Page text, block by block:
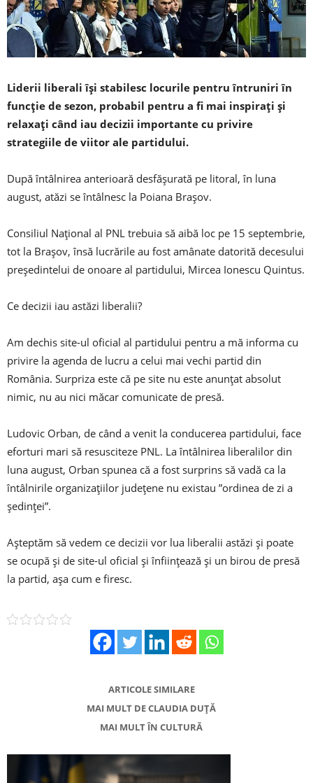
Liderii liberali își stabilesc locurile pentru întruniri în
funcție de sezon, probabil pentru a fi mai inspirați și
relaxați când iau decizii importante cu privire
strategiile de viitor ale partidului.
După întâlnirea anterioară desfășurată pe litoral, în luna
august, atăzi se întâlnesc la Poiana Brașov.
Consiliul Naţional al PNL trebuia să aibă loc pe 15 septembrie,
tot la Braşov, însă lucrările au fost amânate datorită decesului
preşedintelui de onoare al partidului, Mircea Ionescu Quintus.
Ce decizii iau astăzi liberalii?
Am dechis site-ul oficial al partidului pentru a mă informa cu
privire la agenda de lucru a celui mai vechi partid din
România. Surpriza este că pe site nu este anunțat absolut
nimic, nu au nici măcar comunicate de presă.
Ludovic Orban, de când a venit la conducerea partidului, face
eforturi mari să resusciteze PNL. La întâlnirea liberalilor din
luna august, Orban spunea că a fost surprins să vadă ca la
întâlnirile organizațiilor județene nu existau ”ordinea de zi a
ședinței”.
Așteptăm să vedem ce decizii vor lua liberalii astăzi și poate
se ocupă și de site-ul oficial și înființează și un birou de presă
la partid, așa cum e firesc.
ARTICOLE SIMILARE
MAI MULT DE CLAUDIA DUȚĂ
MAI MULT ÎN CULTURĂ